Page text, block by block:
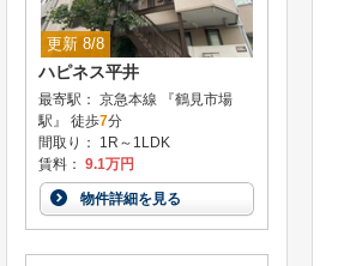
更新 8/8
ハピネス平井
最寄駅： 京急本線 『鶴見市場
駅』 徒歩7分
間取り： 1R～1LDK
賃料： 9.1万円
物件詳細を見る